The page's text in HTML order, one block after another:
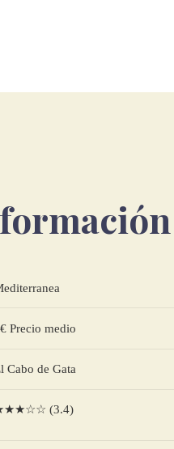
Precio medio
Cabo de Gata
(3.4)